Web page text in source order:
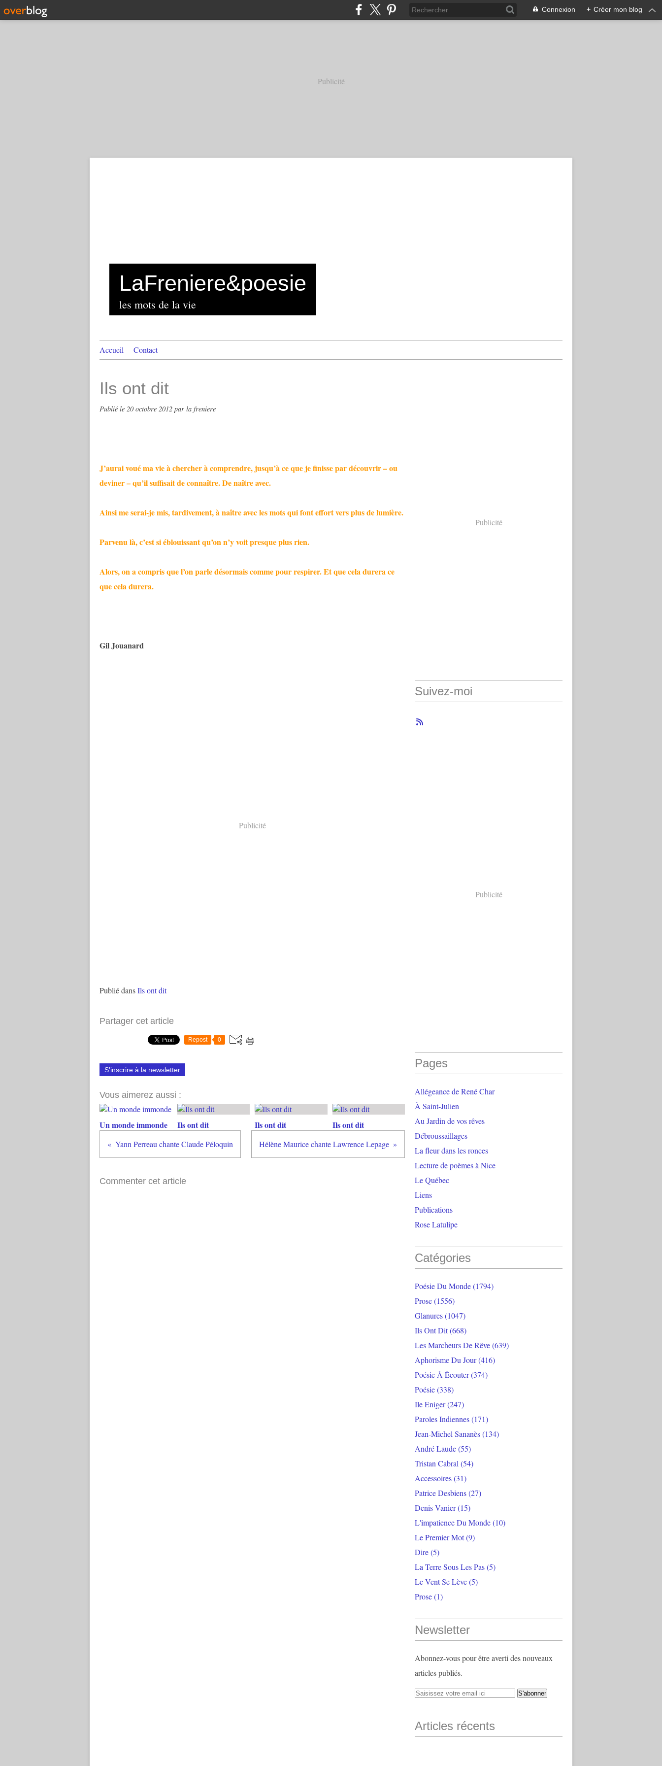
Connexion + Créer mon blog
Publicité
LaFreniere&poesie
les mots de la vie
Accueil Contact
Ils ont dit
Publié le 20 octobre 2012 par la freniere
J’aurai voué ma vie à chercher à comprendre, jusqu’à ce que je finisse par découvrir – ou
deviner – qu’il suffisait de connaître. De naître avec.
Ainsi me serai-je mis, tardivement, à naître avec les mots qui font effort vers plus de lumière.
Parvenu là, c’est si éblouissant qu’on n’y voit presque plus rien.
Alors, on a compris que l’on parle désormais comme pour respirer. Et que cela durera ce
que cela durera.
Gil Jouanard
Publicité
Publié dansIls ont dit
Partager cet article
Repost 0
S'inscrire à la newsletter
Vous aimerez aussi :
Un monde immonde Ils ont dit Ils ont dit Ils ont dit
Yann Perreau chante Claude Péloquin Hélène Maurice chante Lawrence Lepage
Commenter cet article
Publicité
Suivez-moi
Publicité
Pages
Allégeance de René Char
À Saint-Julien
Au Jardin de vos rêves
Débroussaillages
La fleur dans les ronces
Lecture de poèmes à Nice
Le Québec
Liens
Publications
Rose Latulipe
Catégories
Poésie Du Monde(1794)
Prose(1556)
Glanures(1047)
Ils Ont Dit(668)
Les Marcheurs De Rêve(639)
Aphorisme Du Jour(416)
Poésie À Écouter(374)
Poésie(338)
Ile Eniger(247)
Paroles Indiennes(171)
Jean-Michel Sananès(134)
André Laude(55)
Tristan Cabral (54)
Accessoires(31)
Patrice Desbiens(27)
Denis Vanier(15)
L'impatience Du Monde(10)
Le Premier Mot(9)
Dire(5)
La Terre Sous Les Pas(5)
Le Vent Se Lève(5)
Prose(1)
Newsletter
Abonnez-vous pour être averti des nouveaux
articles publiés.
Articles récents